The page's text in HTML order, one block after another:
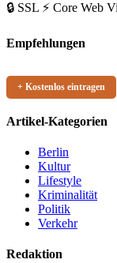
🔒 SSL ⚡ Core Web
Empfehlungen
+ Kostenlos eintragen
Artikel-Kategorien
Berlin
Kultur
Lifestyle
Kriminalität
Politik
Verkehr
Redaktion